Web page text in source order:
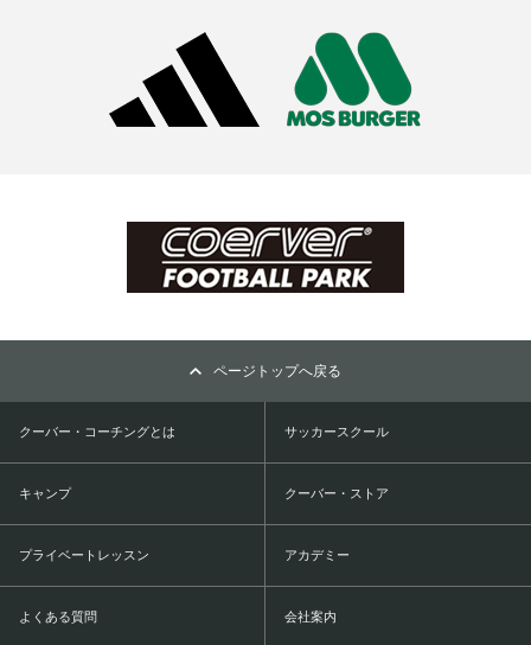
ページトップへ戻る
クーバー・コーチングとは サッカースクール
キャンプ クーバー・ストア
プライベートレッスン アカデミー
よくある質問 会社案内